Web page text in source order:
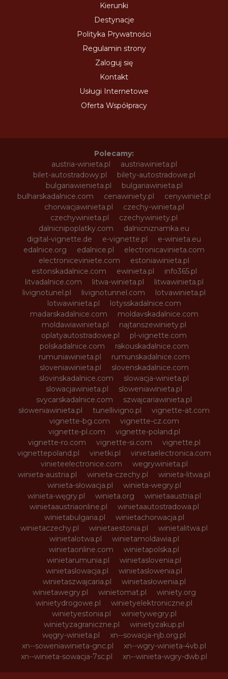
Kierunki
Destynacje
Polityka Prywatności
Regulamin strony
Zaloguj się
Kontakt
Usługi Internetowe
Oferta Współpracy
Polecamy:
austria-winieta.pl
austriawinieta.pl
bilet-autostradowy.pl
bilety-autostradowe.pl
bulgariawienieta.pl
bulgariawinieta.pl
bulharskadalnice.com
cenawiniety.pl
cenywiniet.pl
chorwacjawinieta.pl
czechy-winieta.pl
czechywinieta.pl
czechywiniety.pl
dalnicnipoplatky.com
dalnicniznamka.eu
digital-vignette.de
e-vignette.pl
e-winieta.eu
edalnice.org
edalnice.pl
electronicavinieta.com
electroniceviniete.com
estoniawinieta.pl
estonskadalnice.com
ewinieta.pl
info365.pl
litvadalnice.com
litwa-winieta.pl
litwawinieta.pl
livignotunel.pl
livignotunnel.com
lotvawinieta.pl
lotwawinieta.pl
lotysskadalnice.com
madarskadalnice.com
moldavskadalnice.com
moldawiawinieta.pl
najtanszewiniety.pl
oplatyautostradowe.pl
pl-vignette.com
polskadalnice.com
rakouskadalnice.com
rumuniawinieta.pl
rumunskadalnice.com
sloveniawinieta.pl
slovenskadalnice.com
slovinskadalnice.com
slowacja-winieta.pl
slowacjawinieta.pl
sloweniawinieta.pl
svycarskadalnice.com
szwajcariawinieta.pl
słoweniawinieta.pl
tunellivigno.pl
vignette-at.com
vignette-bg.com
vignette-cz.com
vignette-pl.com
vignette-poland.pl
vignette-ro.com
vignette-si.com
vignette.pl
vignettepoland.pl
vinetki.pl
vinietaelectronica.com
vinieteelectronice.com
wegrywinieta.pl
winieta-austria.pl
winieta-czechy.pl
winieta-litwa.pl
winieta-słowacja.pl
winieta-wegry.pl
winieta-węgry.pl
winieta.org
winietaaustria.pl
winietaaustriaonline.pl
winietaautostradowa.pl
winietabulgaria.pl
winietachorwacja.pl
winietaczechy.pl
winietaestonia.pl
winietalitwa.pl
winietalotwa.pl
winietamoldawia.pl
winietaonline.com
winietapolska.pl
winietarumunia.pl
winietaslovenia.pl
winietaslowacja.pl
winietaslowenia.pl
winietaszwajcaria.pl
winietasłowenia.pl
winietawegry.pl
winietomat.pl
winiety.org
winietydrogowe.pl
winietyelektroniczne.pl
winietyestonia.pl
winietywegry.pl
winietyzagraniczne.pl
winietyzakup.pl
węgry-winieta.pl
xn--sowacja-njb.org.pl
xn--soweniawinieta-gnc.pl
xn--wgry-winieta-4vb.pl
xn--winieta-sowacja-7sc.pl
xn--winieta-wgry-dwb.pl